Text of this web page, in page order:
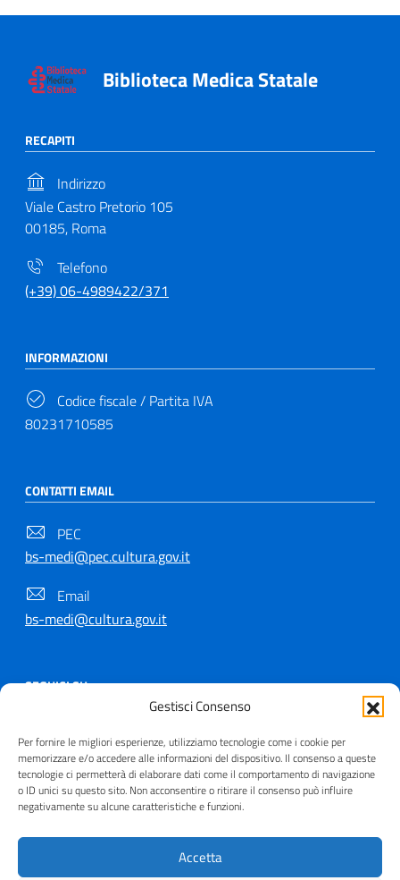
Gestisci Consenso
Per fornire le migliori esperienze, utilizziamo tecnologie come i cookie per
memorizzare e/o accedere alle informazioni del dispositivo. Il consenso a queste
tecnologie ci permetterà di elaborare dati come il comportamento di navigazione
o ID unici su questo sito. Non acconsentire o ritirare il consenso può influire
negativamente su alcune caratteristiche e funzioni.
Accetta
Biblioteca Medica Statale
RECAPITI
Indirizzo
Viale Castro Pretorio 105
00185, Roma
Telefono
(+39) 06-4989422/371
INFORMAZIONI
Codice fiscale / Partita IVA
80231710585
CONTATTI EMAIL
PEC
bs-medi@pec.cultura.gov.it
Email
bs-medi@cultura.gov.it
SEGUICI SU
Copyright © 2021 - 2026
Useful Links Section
| Realizzato da